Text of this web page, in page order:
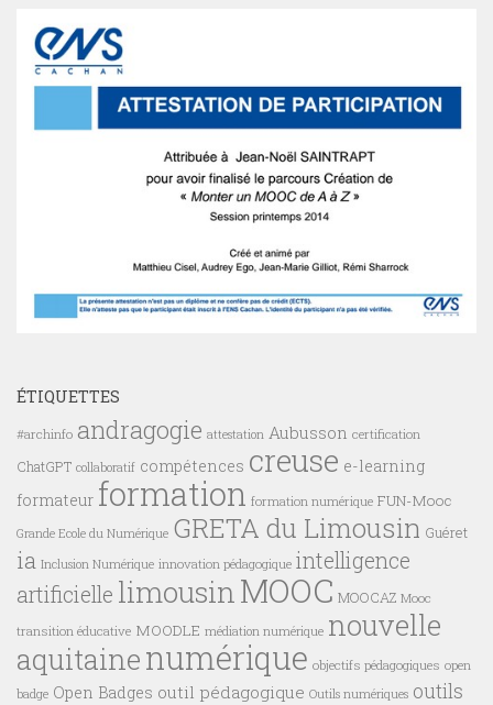
ÉTIQUETTES
#archinfo andragogie attestation Aubusson certification
ChatGPT collaboratif compétences creuse e-learning
formateur formation formation numérique FUN-Mooc
Grande Ecole du Numérique GRETA du Limousin Guéret
ia Inclusion Numérique innovation pédagogique intelligence
artificielle limousin MOOC MOOCAZ Mooc
transition éducative MOODLE médiation numérique nouvelle
aquitainenumérique objectifs pédagogiques open
badge Open Badges outil pédagogique Outils numériques outils